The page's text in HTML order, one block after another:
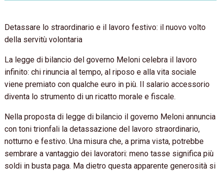
Detassare lo straordinario e il lavoro festivo: il nuovo volto
della servitù volontaria
La legge di bilancio del governo Meloni celebra il lavoro
infinito: chi rinuncia al tempo, al riposo e alla vita sociale
viene premiato con qualche euro in più. Il salario accessorio
diventa lo strumento di un ricatto morale e fiscale.
Nella proposta di legge di bilancio il governo Meloni annuncia
con toni trionfali la detassazione del lavoro straordinario,
notturno e festivo. Una misura che, a prima vista, potrebbe
sembrare a vantaggio dei lavoratori: meno tasse significa più
soldi in busta paga. Ma dietro questa apparente generosità si